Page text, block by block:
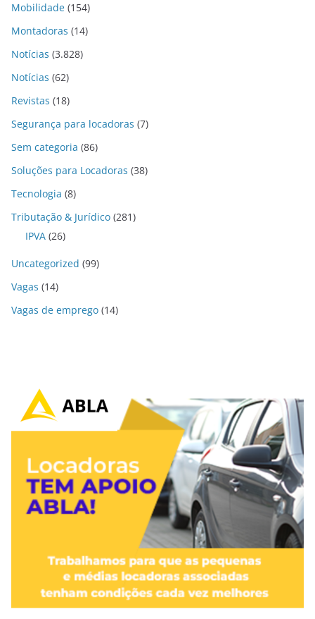
Mobilidade (154)
Montadoras (14)
Notícias (3.828)
Notícias (62)
Revistas (18)
Segurança para locadoras (7)
Sem categoria (86)
Soluções para Locadoras (38)
Tecnologia (8)
Tributação & Jurídico (281)
IPVA (26)
Uncategorized (99)
Vagas (14)
Vagas de emprego (14)